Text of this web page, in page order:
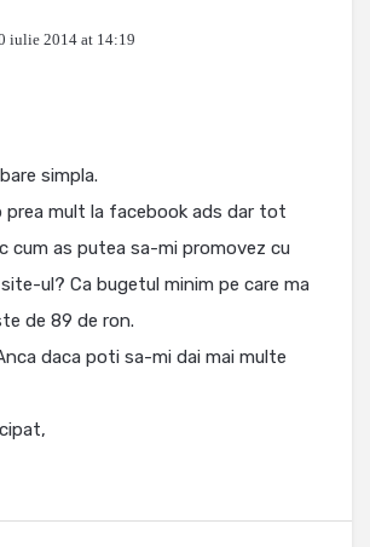
iulie 2014 at 14:19
simpla.
prea mult la facebook ads dar tot
cum as putea sa-mi promovez cu
ul? Ca bugetul minim pe care ma
de 89 de ron.
daca poti sa-mi dai mai multe